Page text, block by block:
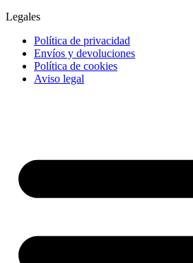
Legales
Política de privacidad
Envíos y devoluciones
Política de cookies
Aviso legal